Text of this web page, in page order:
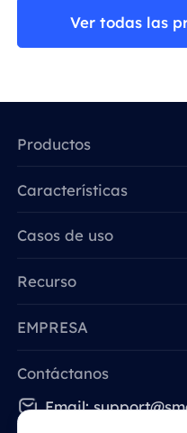
Ver todas las
Productos
Características
Casos de uso
Recurso
EMPRESA
Contáctanos
Email: